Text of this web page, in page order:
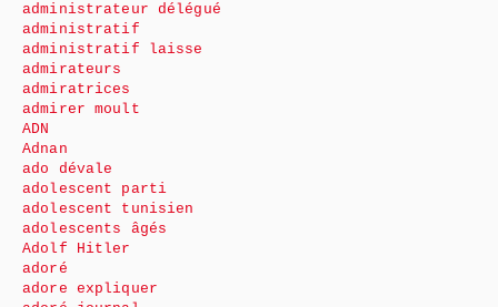
administrateur délégué
administratif
administratif laisse
admirateurs
admiratrices
admirer moult
ADN
Adnan
ado dévale
adolescent parti
adolescent tunisien
adolescents âgés
Adolf Hitler
adoré
adore expliquer